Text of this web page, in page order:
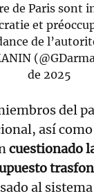
de Paris sont
et
de
de 2025
del
así
cuestionado
al